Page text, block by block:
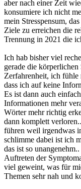
aber nach einer Zeit
konsumiere ich nicht
mein Stresspensum,
Ziele zu erreichen die
Trennung in 2021 die
Ich hab bisher viel
gerade die
Zerfahrenheit, ich fühle
dass ich auf keine
Es ist dann auch
Informationen mehr
Wörter mehr richtig
dann komplett
führen weil irgendwas
schlimme dabei ist ich
das ist so
Auftreten der
viel geweint, was für
Themen sehr nah und